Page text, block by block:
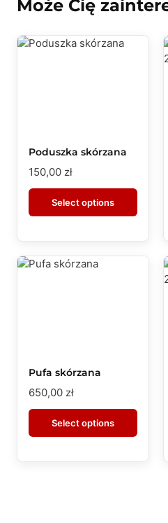
Może Cię
Poduszka skórzana
150,00 zł
Select options
Pufa skórzana
650,00 zł
Select options